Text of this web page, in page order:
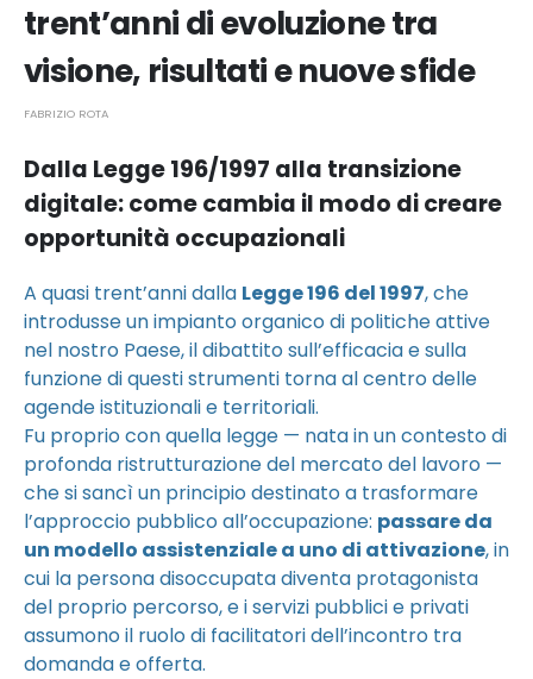
trent’anni di evoluzione tra
visione, risultati e nuove sfide
FABRIZIO ROTA
Dalla Legge 196/1997 alla transizione
digitale: come cambia il modo di creare
opportunità occupazionali
A quasi trent’anni dalla Legge 196 del 1997, che
introdusse un impianto organico di politiche attive
nel nostro Paese, il dibattito sull’efficacia e sulla
funzione di questi strumenti torna al centro delle
agende istituzionali e territoriali.
Fu proprio con quella legge — nata in un contesto di
profonda ristrutturazione del mercato del lavoro —
che si sancì un principio destinato a trasformare
l’approccio pubblico all’occupazione: passare da
un modello assistenziale a uno di attivazione, in
cui la persona disoccupata diventa protagonista
del proprio percorso, e i servizi pubblici e privati
assumono il ruolo di facilitatori dell’incontro tra
domanda e offerta.